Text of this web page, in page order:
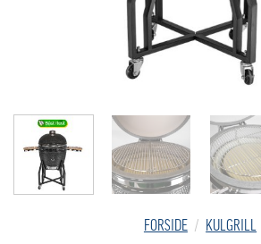
FORSIDE / KULGRILL